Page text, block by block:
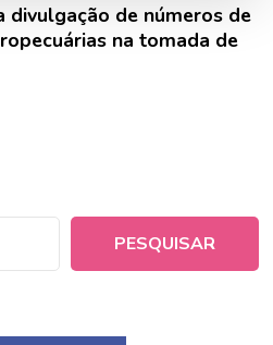
divulgação de números de
na tomada de
PESQUISAR